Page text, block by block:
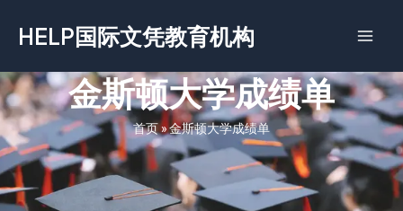
容
HELP国际文凭教育机构
金斯顿大学成绩单
首页»金斯顿大学成绩单